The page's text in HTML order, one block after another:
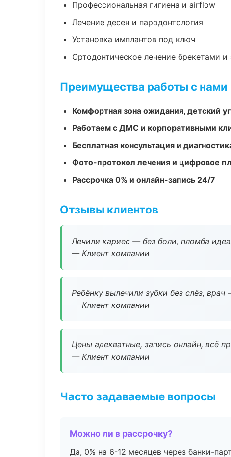
Профессиональная гигиена и airflow
Лечение десен и пародонтология
Установка имплантов под ключ
Ортодонтическое лечение брекетами и
Преимущества работы с нами
Комфортная зона ожидания, детский
Работаем с ДМС и корпоративными
Бесплатная консультация и
Фото-протокол лечения и цифровое
Рассрочка 0% и онлайн-запись 24/7
Отзывы клиентов
Лечили кариес — без боли, пломба
— Клиент компании
Ребёнку вылечили зубки без слёз,
— Клиент компании
Цены адекватные, запись онлайн, всё
— Клиент компании
Часто задаваемые вопросы
Можно ли в рассрочку?
Да, 0% на 6-12 месяцев через банки-